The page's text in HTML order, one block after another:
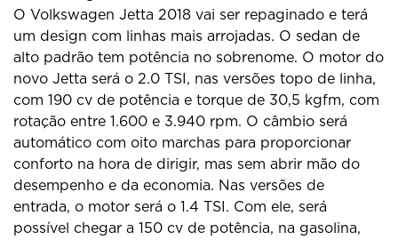
O Volkswagen Jetta 2018 vai ser repaginado e terá
um design com linhas mais arrojadas. O sedan de
alto padrão tem potência no sobrenome. O motor do
novo Jetta será o 2.0 TSI, nas versões topo de linha,
com 190 cv de potência e torque de 30,5 kgfm, com
rotação entre 1.600 e 3.940 rpm. O câmbio será
automático com oito marchas para proporcionar
conforto na hora de dirigir, mas sem abrir mão do
desempenho e da economia. Nas versões de
entrada, o motor será o 1.4 TSI. Com ele, será
possível chegar a 150 cv de potência, na gasolina,